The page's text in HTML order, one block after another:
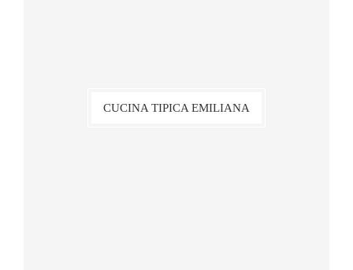
CUCINA TIPICA EMILIANA